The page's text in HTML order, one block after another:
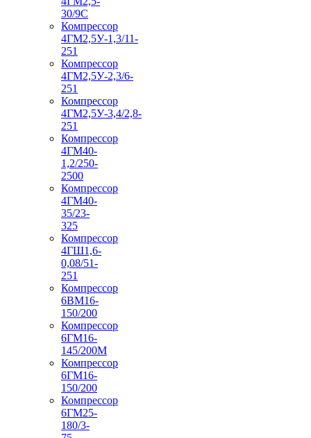
30/9С
Компрессор
4ГМ2,5У-1,3/11-
251
Компрессор
4ГМ2,5У-2,3/6-
251
Компрессор
4ГМ2,5У-3,4/2,8-
251
Компрессор
4ГМ40-
1,2/250-
2500
Компрессор
4ГМ40-
35/23-
325
Компрессор
4ГШ1,6-
0,08/51-
251
Компрессор
6ВМ16-
150/200
Компрессор
6ГМ16-
145/200М
Компрессор
6ГМ16-
150/200
Компрессор
6ГМ25-
180/3-